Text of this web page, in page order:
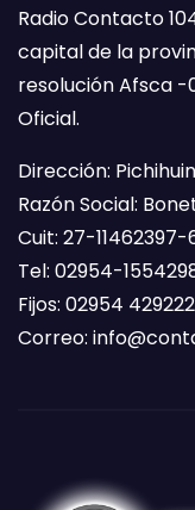
Radio Contacto
capital de la
resolución Afsca -
Oficial.
Dirección:
Razón Social:
Cuit: 27-11462397-
Tel: 02954-
Fijos: 02954
Correo: